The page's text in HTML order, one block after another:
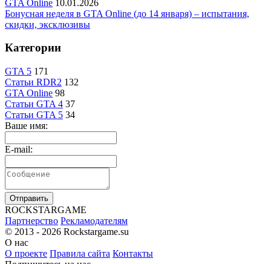
GTA Online 10.01.2026
Бонусная неделя в GTA Online (до 14 января) – испытания,
скидки, эксклюзивы
Категории
GTA 5 171
Статьи RDR2 132
GTA Online 98
Статьи GTA 4 37
Статьи GTA 5 34
Ваше имя:
E-mail:
Отправить
ROCKSTARGAME
Партнерство Рекламодателям
© 2013 - 2026 Rockstargame.su
О нас
О проекте Правила сайта Контакты